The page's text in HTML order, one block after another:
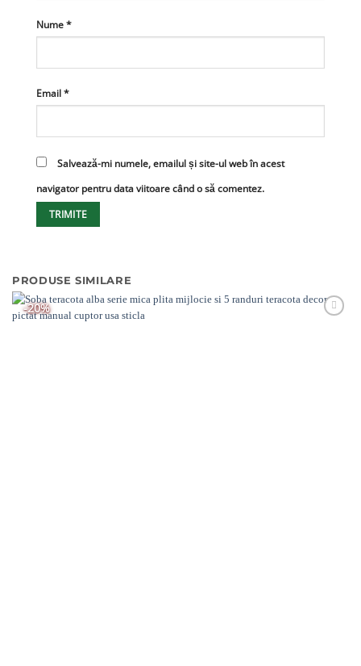
Nume *
Email *
Salvează-mi numele, emailul și site-ul web în acest
navigator pentru data viitoare când o să comentez.
PRODUSE SIMILARE
-20%